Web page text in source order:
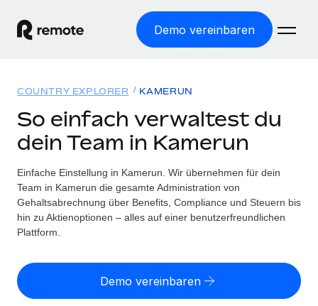
Demo vereinbaren
WELTWEITE BESCHÄFTIGUNG
Globale Payroll
Einfache, rechtssicher Payroll
Employer of Record
Weltweites Wachstum ohne Kosten für Niederlassungen
Contractor of Record
Rechtssichere, weltweite Arbeit mit Freelancer:innen
Lösungen
WELTWEITE ABDECKUNG
Country Explorer
Länderspezifische Unterstützung bei der Einstellung
Einfache Einstellung in allen US-Bundesstaaten
Ressourcen
TOOLS UND RECHNER
Scheinselbstständigkeitsrisiko berechnen
Personalkostenrechner
Preise
COUNTRY EXPLORER KAMERUN
So einfach verwaltest du
dein Team in Kamerun
Einfache Einstellung in Kamerun. Wir übernehmen für dein
Team in Kamerun die gesamte Administration von
Gehaltsabrechnung über Benefits, Compliance und Steuern bis
hin zu Aktienoptionen – alles auf einer benutzerfreundlichen
Plattform.
Demo vereinbaren